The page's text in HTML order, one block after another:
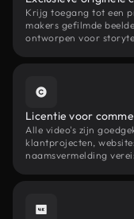
Krijg toegang tot een
makers gefilmde
ontworpen voor
Licentie voor
Alle video's zijn
klantprojecten,
naamsvermelding